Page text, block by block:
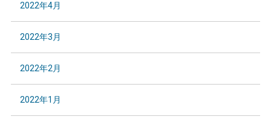
2022年4月
2022年3月
2022年2月
2022年1月